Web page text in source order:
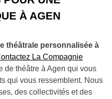
À AGEN
théâtrale personnalisée à
La Compagnie
de théâtre à Agen qui vous
qui vous ressemblent. Nous
des collectivités et des